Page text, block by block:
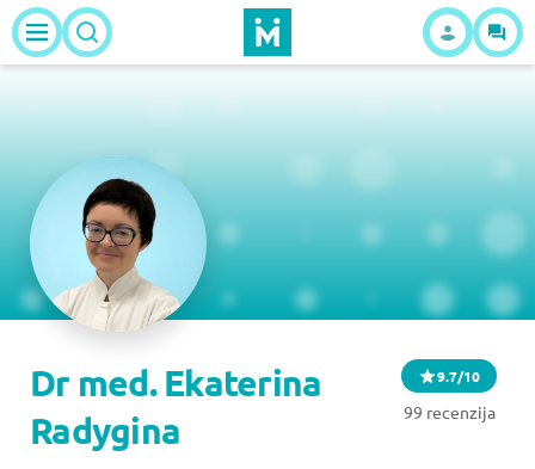
Dr med. Ekaterina
Radygina
9.7/10
99 recenzija